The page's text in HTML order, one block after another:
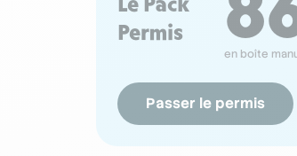
Permis
en boîte
Passer le permis